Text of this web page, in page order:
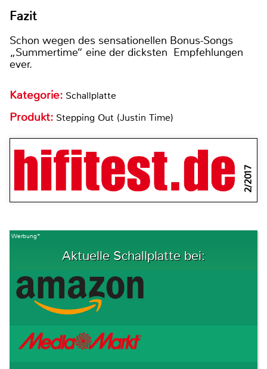
Fazit
Schon wegen des sensationellen Bonus-Songs
„Summertime“ eine der dicksten Empfehlungen
ever.
Kategorie: Schallplatte
Produkt: Stepping Out (Justin Time)
2/2017
Werbung*
Aktuelle Schallplatte bei: